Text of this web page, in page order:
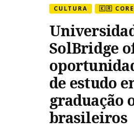
CULTURA 🇰🇷
SolBridge
de estudo
graduação
brasileiros